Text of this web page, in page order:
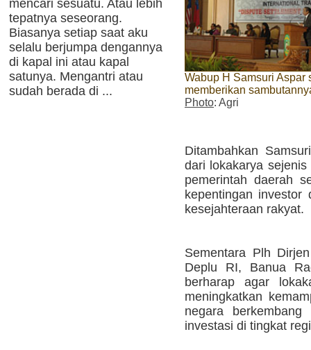
mencari sesuatu. Atau lebih
tepatnya seseorang.
Biasanya setiap saat aku
selalu berjumpa dengannya
di kapal ini atau kapal
satunya. Mengantri atau
sudah berada di ...
Wabup H Samsuri Aspar
memberikan
Photo: Agri
Ditambahkan
dari lokakarya
pemerintah daerah
kepentingan investor
kesejahteraan rakyat.
Sementara Plh
Deplu RI, Banua
berharap agar
meningkatkan
negara berkembang
investasi di tingkat